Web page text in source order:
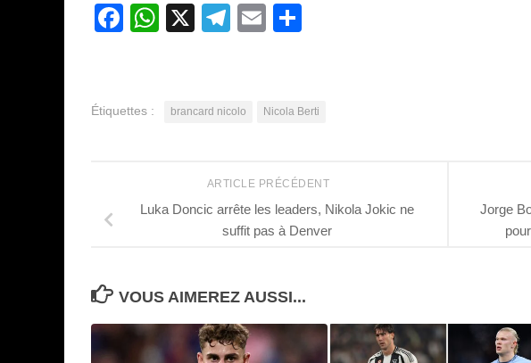
Facebook
WhatsApp
X Telegram
Email
Étiquettes : brancard nicolo Nicola Berti
Jorge
ARTICLE PRÉCÉDENT
Luka Doncic arrête les leaders, Nikola Jokic ne
suffit pas à Denver
VOUS AIMEREZ AUSSI...